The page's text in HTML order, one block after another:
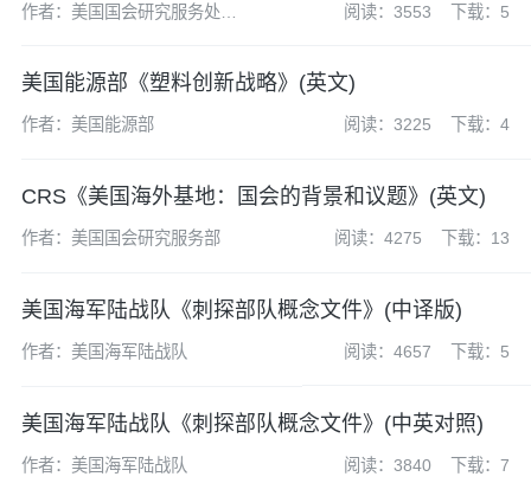
作者：美国国会研究服务处
阅读：3553 下载：5
美国能源部《塑料创新战略》(英文)
作者：美国能源部 阅读：3225 下载：4
CRS《美国海外基地：国会的背景和议题》(英文)
作者：美国国会研究服务部 阅读：4275 下载：13
美国海军陆战队《刺探部队概念文件》(中译版)
作者：美国海军陆战队 阅读：4657 下载：5
美国海军陆战队《刺探部队概念文件》(中英对照)
作者：美国海军陆战队 阅读：3840 下载：7